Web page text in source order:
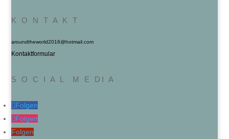
K O N T A K T
aroundtheworld2016@hotmail.com
Kontaktformular
S O C I A L M E DI A
Folgen
Folgen
Folgen